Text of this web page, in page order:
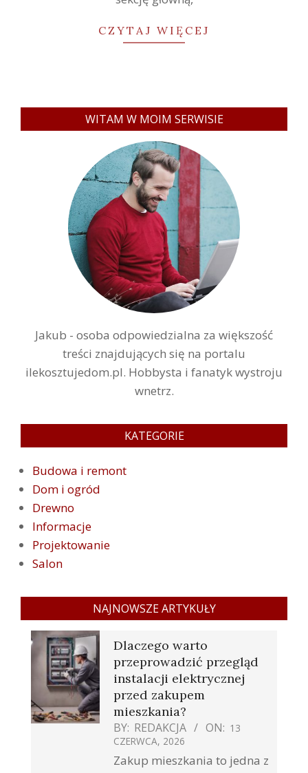
CZYTAJ WIĘCEJ
WITAM W MOIM SERWISIE
Jakub - osoba odpowiedzialna za większość
treści znajdujących się na portalu
ilekosztujedom.pl. Hobbysta i fanatyk wystroju
wnetrz.
KATEGORIE
Budowa i remont
Dom i ogród
Drewno
Informacje
Projektowanie
Salon
NAJNOWSZE ARTYKUŁY
Dlaczego warto
przeprowadzić przegląd
instalacji elektrycznej
przed zakupem
mieszkania?
BY: REDAKCJA ON: 13
CZERWCA, 2026
Zakup mieszkania to jedna z